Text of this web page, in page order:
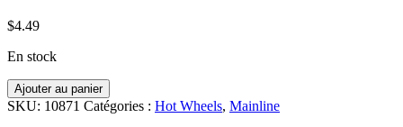
$4.49
En stock
quantité
Fork
Ajouter au panier
SKU: 10871 Catégories : Hot Wheels, Mainline